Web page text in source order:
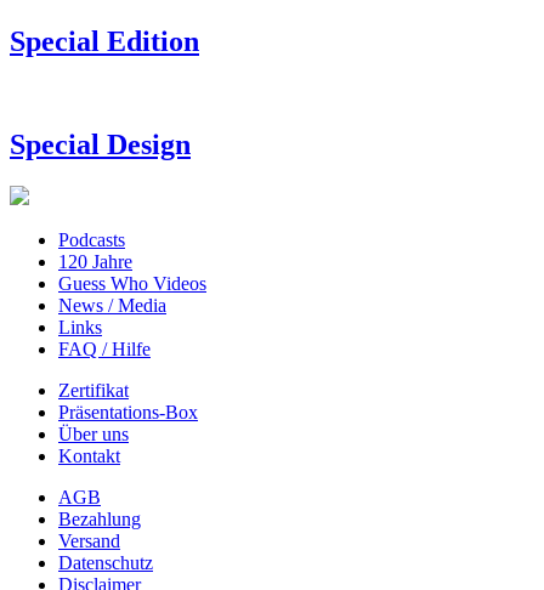
Special Edition
Special Design
Podcasts
120 Jahre
Guess Who Videos
News / Media
Links
FAQ / Hilfe
Zertifikat
Präsentations-Box
Über uns
Kontakt
AGB
Bezahlung
Versand
Datenschutz
Disclaimer